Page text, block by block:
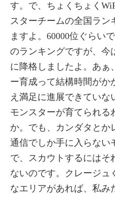
す。で、ちょくちょく
スターチームの全国ラン
ますよ。60000位ぐらい
のランキングですが、今
に降格しましたよ。あぁ
ー育成って結構時間がか
え満足に進展できていな
モンスターが育てられる
か。でも、カンダタとか
通信でしか手に入らない
で、スカウトするにはそ
ないのです。クレージュ
なエリアがあれば、私み